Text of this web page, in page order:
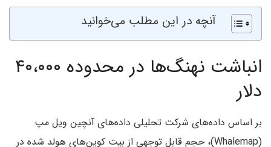
آنچه در این مطلب می‌خوانید
انباشت نهنگ‌ها در محدوده ۴۰،۰۰۰
دلار
بر اساس داده‌های شرکت تحلیلی داده‌های آنچین ویل مپ
(Whalemap)، حجم قابل توجهی از بیت کوین‌های هولد شده در